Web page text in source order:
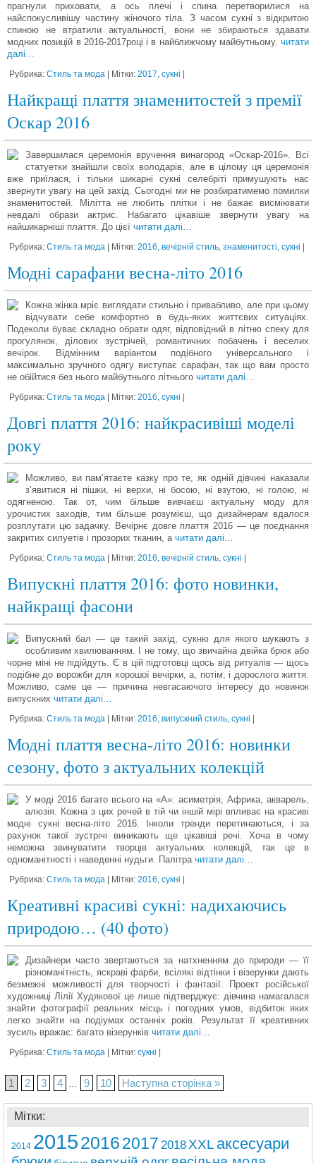
прагнули приховати, а ось плечі і спина перетворилися на
найспокусливішу частину жіночого тіла. З часом сукні з відкритою
спиною не втратили актуальності, вони не збираються здавати
модних позицій в 2016-2017році і в найближчому майбутньому. читати
далі…
Рубрика: Стиль та мода | Мітки: 2017, сукні
Найкращі плаття знаменитостей з премії
Оскар 2016
Завершилася церемонія вручення винагород «Оскар-2016». Всі
статуетки знайшли своїх володарів, але в цілому ця церемонія
вже приїлася, і тільки шикарні сукні селебріті примушують нас
звернути увагу на цей захід. Сьогодні ми не розбиратимемо помилки
знаменитостей. Мілітта не любить плітки і не бажає висміювати
невдалі образи актрис. Набагато цікавіше звернути увагу на
найшикарніші плаття. До цієї читати далі…
Рубрика: Стиль та мода | Мітки: 2016, вечірній стиль, знаменитості, сукні
Модні сарафани весна-літо 2016
Кожна жінка мріє виглядати стильно і привабливо, але при цьому
відчувати себе комфортно в будь-яких життєвих ситуаціях.
Подеколи буває складно обрати одяг, відповідний в літню спеку для
прогулянок, ділових зустрічей, романтичних побачень і веселих
вечірок. Відмінним варіантом подібного універсального і
максимально зручного одягу виступає сарафан, так що вам просто
не обійтися без нього майбутнього літнього читати далі…
Рубрика: Стиль та мода | Мітки: 2016, сукні
Довгі плаття 2016: найкрасивіші моделі
року
Можливо, ви пам’ятаєте казку про те, як одній дівчині наказали
з’явитися ні пішки, ні верхи, ні босою, ні взутою, ні голою, ні
одягненою. Так от, чим більше вивчаєш актуальну моду для
урочистих заходів, тим більше розумієш, що дизайнерам вдалося
розплутати цю задачку. Вечірнє довге плаття 2016 — це поєднання
закритих силуетів і прозорих тканин, а читати далі…
Рубрика: Стиль та мода | Мітки: 2016, вечірній стиль, сукні
Випускні плаття 2016: фото новинки,
найкращі фасони
Випускний бал — це такий захід, сукню для якого шукають з
особливим хвилюванням. І не тому, що звичайна двійка брюк або
чорне міні не підійдуть. Є в цій підготовці щось від ритуалів — щось
подібне до ворожби для хорошої вечірки, а, потім, і дорослого життя.
Можливо, саме це — причина невгасаючого інтересу до новинок
випускних читати далі…
Рубрика: Стиль та мода | Мітки: 2016, випускний стиль, сукні
Модні плаття весна-літо 2016: новинки
сезону, фото з актуальних колекцій
У моді 2016 багато всього на «А»: асиметрія, Африка, акварель,
алюзія. Кожна з цих речей в тій чи іншій мірі впливає на красиві
модні сукні весна-літо 2016. Інколи тренди перетинаються, і за
рахунок такої зустрічі виникають ще цікавіші речі. Хоча в чому
неможна звинуватити творців актуальних колекцій, так це в
одноманітності і наведенні нудьги. Палітра читати далі…
Рубрика: Стиль та мода | Мітки: 2016, сукні
Креативні красиві сукні: надихаючись
природою… (40 фото)
Дизайнери часто звертаються за натхненням до природи — її
різноманітність, яскраві фарби, всілякі відтінки і візерунки дають
безмежні можливості для творчості і фантазії. Проект російської
художниці Лілії Худякової це лише підтверджує: дівчина намагалася
знайти фотографії реальних місць і погодних умов, відбиток яких
легко знайти на подіумах останніх років. Результат її креативних
зусиль вражає: багато візерунків читати далі…
Рубрика: Стиль та мода | Мітки: сукні
1 2 3 4 … 9 10 Наступна сторінка »
Мітки:
2014 201520162017 2018 ХХL аксесуари